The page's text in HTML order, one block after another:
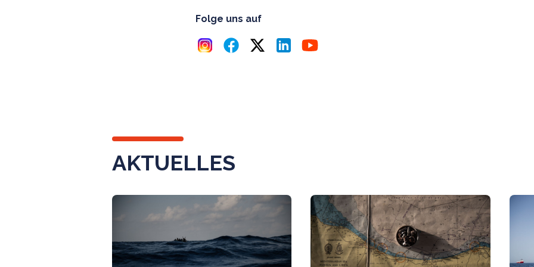
Folge uns auf
AKTUELLES
News